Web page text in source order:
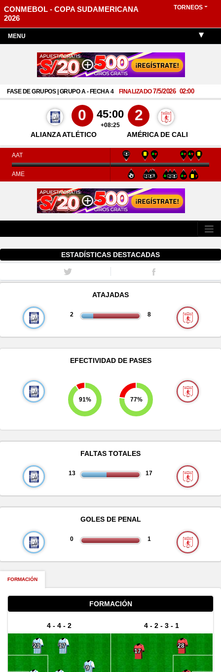
CONMEBOL - COPA SUDAMERICANA
2026
TORNEOS
MENU
FASE DE GRUPOS | GRUPO A - FECHA 4 FINALIZADO7/5/2026 02:00
ALIANZA ATLÉTICO
0 45:00
+08:25
2
AMÉRICA DE CALI
AAT
AME
ESTADÍSTICAS DESTACADAS
ATAJADAS
2 8
EFECTIVIDAD DE PASES
91% 77%
FALTAS TOTALES
13 17
GOLES DE PENAL
0 1
FORMACIÓN
FORMACIÓN
4 - 4 - 2
21 17
9
4 - 2 - 3 - 1
28
17